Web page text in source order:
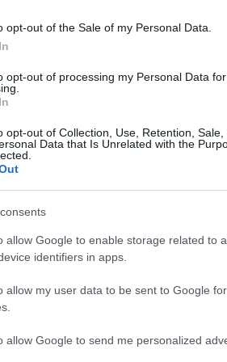
opt-out of the Sale of my Personal Data.
opt-out of processing my Personal Data
opt-out of Collection, Use, Retention,
Data that Is Unrelated with the
allow Google to enable storage related to
identifiers in apps.
allow my user data to be sent to Google
allow Google to send me personalized
OSZTÁLYA
másik kórházba szállítani.
A KÓRHÁZI IDŐPONT
időpont kiadásokat.
A GYŐRI KÓRHÁZBAN
igénylő betegeket.
GYŐRBE, AZ EGYIK A PLÁZA
a városba, rendőrségi